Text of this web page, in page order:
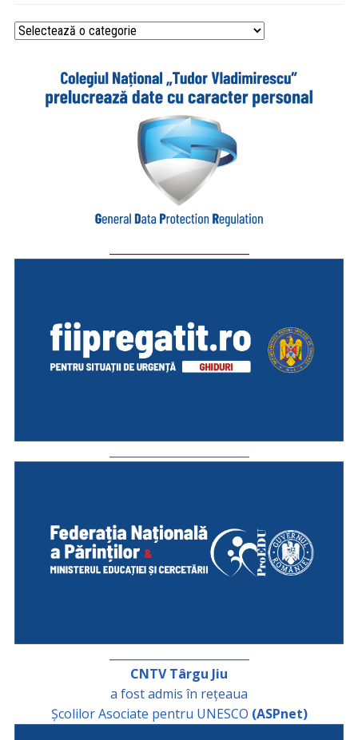
Categorii
CNTV Târgu Jiu
a fost admis în rețeaua
Școlilor Asociate pentru UNESCO (ASPnet)